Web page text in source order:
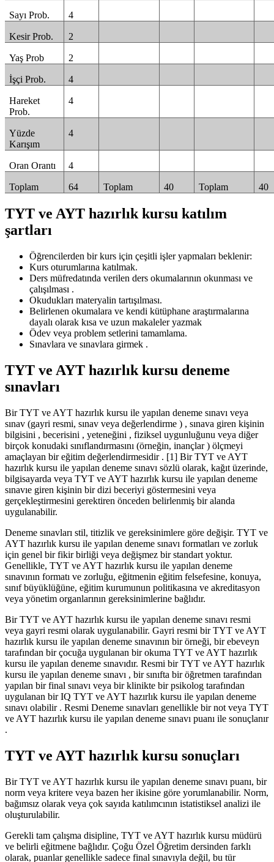
Sayı Prob. 4
Kesir Prob. 2
Yaş Prob 2
İşçi Prob. 4
Hareket
Prob.
4
Yüzde
Karışım
4
Oran Orantı 4
Toplam 64 Toplam 40 Toplam 40
TYT ve AYT hazırlık kursu katılım
şartları
Öğrencilerden bir kurs için çeşitli işler yapmaları beklenir:
Kurs oturumlarına katılmak.
Ders müfredatında verilen ders okumalarının okunması ve
çalışılması .
Okudukları materyalin tartışılması.
Belirlenen okumalara ve kendi kütüphane araştırmalarına
dayalı olarak kısa ve uzun makaleler yazmak
Ödev veya problem setlerini tamamlama.
Sınavlara ve sınavlara girmek .
TYT ve AYT hazırlık kursu deneme
sınavları
Bir TYT ve AYT hazırlık kursu ile yapılan deneme sınavı veya
sınav (gayri resmi, sınav veya değerlendirme ) , sınava giren kişinin
bilgisini , becerisini , yeteneğini , fiziksel uygunluğunu veya diğer
birçok konudaki sınıflandırmasını (örneğin, inançlar ) ölçmeyi
amaçlayan bir eğitim değerlendirmesidir . [1] Bir TYT ve AYT
hazırlık kursu ile yapılan deneme sınavı sözlü olarak, kağıt üzerinde,
bilgisayarda veya TYT ve AYT hazırlık kursu ile yapılan deneme
sınavıe giren kişinin bir dizi beceriyi göstermesini veya
gerçekleştirmesini gerektiren önceden belirlenmiş bir alanda
uygulanabilir.
Deneme sınavları stil, titizlik ve gereksinimlere göre değişir. TYT ve
AYT hazırlık kursu ile yapılan deneme sınavı formatları ve zorluk
için genel bir fikir birliği veya değişmez bir standart yoktur.
Genellikle, TYT ve AYT hazırlık kursu ile yapılan deneme
sınavının formatı ve zorluğu, eğitmenin eğitim felsefesine, konuya,
sınıf büyüklüğüne, eğitim kurumunun politikasına ve akreditasyon
veya yönetim organlarının gereksinimlerine bağlıdır.
Bir TYT ve AYT hazırlık kursu ile yapılan deneme sınavı resmi
veya gayri resmi olarak uygulanabilir. Gayri resmi bir TYT ve AYT
hazırlık kursu ile yapılan deneme sınavının bir örneği, bir ebeveyn
tarafından bir çocuğa uygulanan bir okuma TYT ve AYT hazırlık
kursu ile yapılan deneme sınavıdır. Resmi bir TYT ve AYT hazırlık
kursu ile yapılan deneme sınavı , bir sınıfta bir öğretmen tarafından
yapılan bir final sınavı veya bir klinikte bir psikolog tarafından
uygulanan bir IQ TYT ve AYT hazırlık kursu ile yapılan deneme
sınavı olabilir . Resmi Deneme sınavları genellikle bir not veya TYT
ve AYT hazırlık kursu ile yapılan deneme sınavı puanı ile sonuçlanır
.
TYT ve AYT hazırlık kursu sonuçları
Bir TYT ve AYT hazırlık kursu ile yapılan deneme sınavı puanı, bir
norm veya kritere veya bazen her ikisine göre yorumlanabilir. Norm,
bağımsız olarak veya çok sayıda katılımcının istatistiksel analizi ile
oluşturulabilir.
Gerekli tam çalışma disipline, TYT ve AYT hazırlık kursu müdürü
ve belirli eğitmene bağlıdır. Çoğu Özel Öğretim dersinden farklı
olarak, puanlar genellikle sadece final sınavıyla değil, bu tür